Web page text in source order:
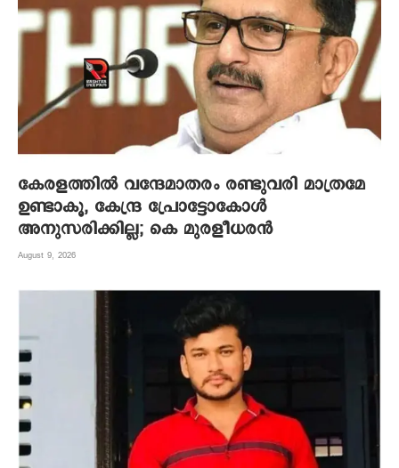
കേരളത്തിൽ വന്ദേമാതരം രണ്ടുവരി മാത്രമേ
ഉണ്ടാകൂ, കേന്ദ്ര പ്രോട്ടോകോൾ
അനുസരിക്കില്ല; കെ മുരളീധരൻ
August 9, 2026